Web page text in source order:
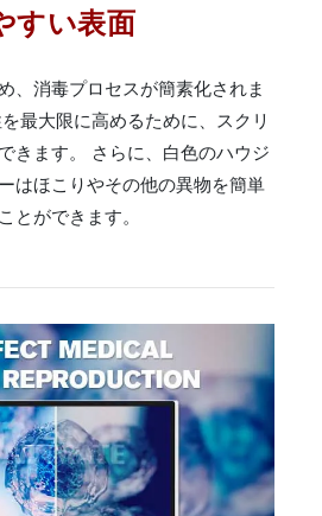
すい表面
、消毒プロセスが簡素化されま
最大限に高めるために、スクリ
きます。 さらに、白色のハウジ
はほこりやその他の異物を簡単
とができます。